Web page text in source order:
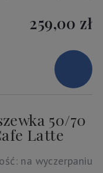
259,00 zł
50/70
Latte
na wyczerpaniu